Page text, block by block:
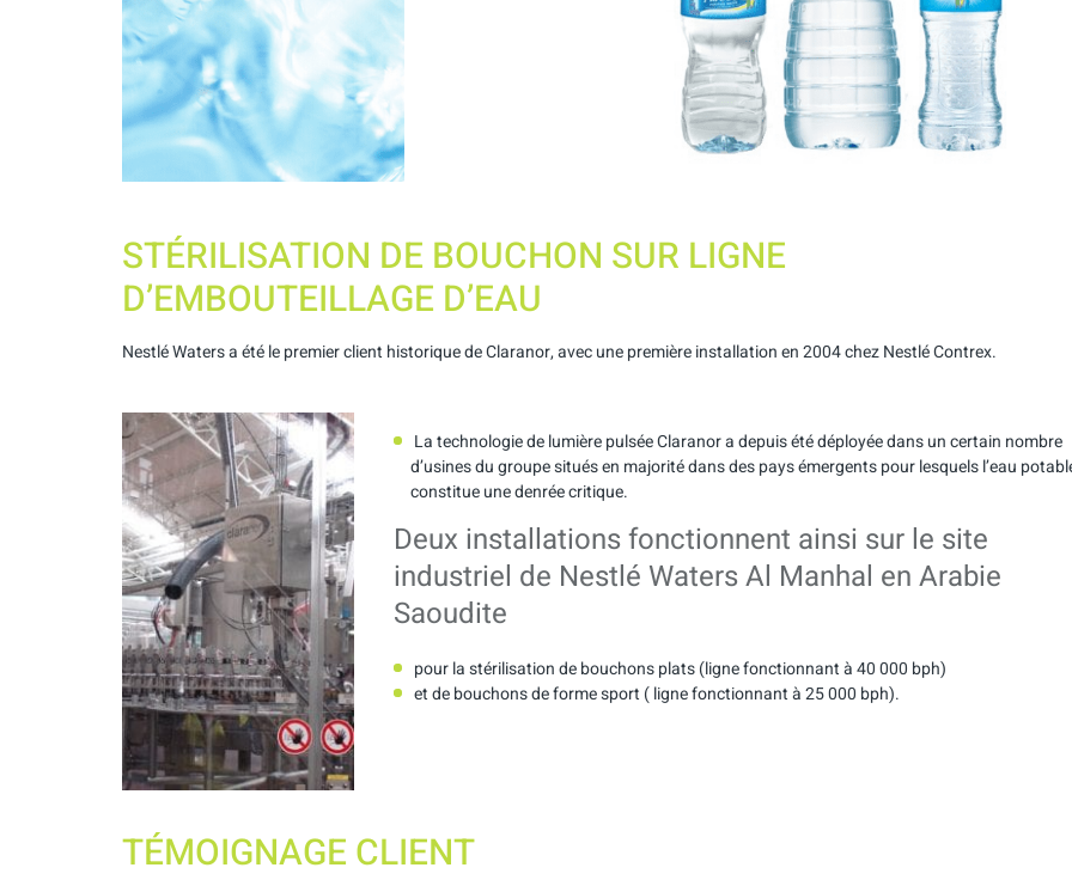
STÉRILISATION DE BOUCHON SUR LIGNE
D’EMBOUTEILLAGE D’EAU
Nestlé Waters a été le premier client historique de Claranor, avec une première installation en 2004 chez Nestlé Contrex.
La technologie de lumière pulsée Claranor a depuis été déployée dans un certain nombre
d’usines du groupe situés en majorité dans des pays émergents pour lesquels l’eau
constitue une denrée critique.
Deux installations fonctionnent ainsi sur le site
industriel de Nestlé Waters Al Manhal en Arabie
Saoudite
pour la stérilisation de bouchons plats (ligne fonctionnant à 40 000 bph)
et de bouchons de forme sport ( ligne fonctionnant à 25 000 bph).
TÉMOIGNAGE CLIENT